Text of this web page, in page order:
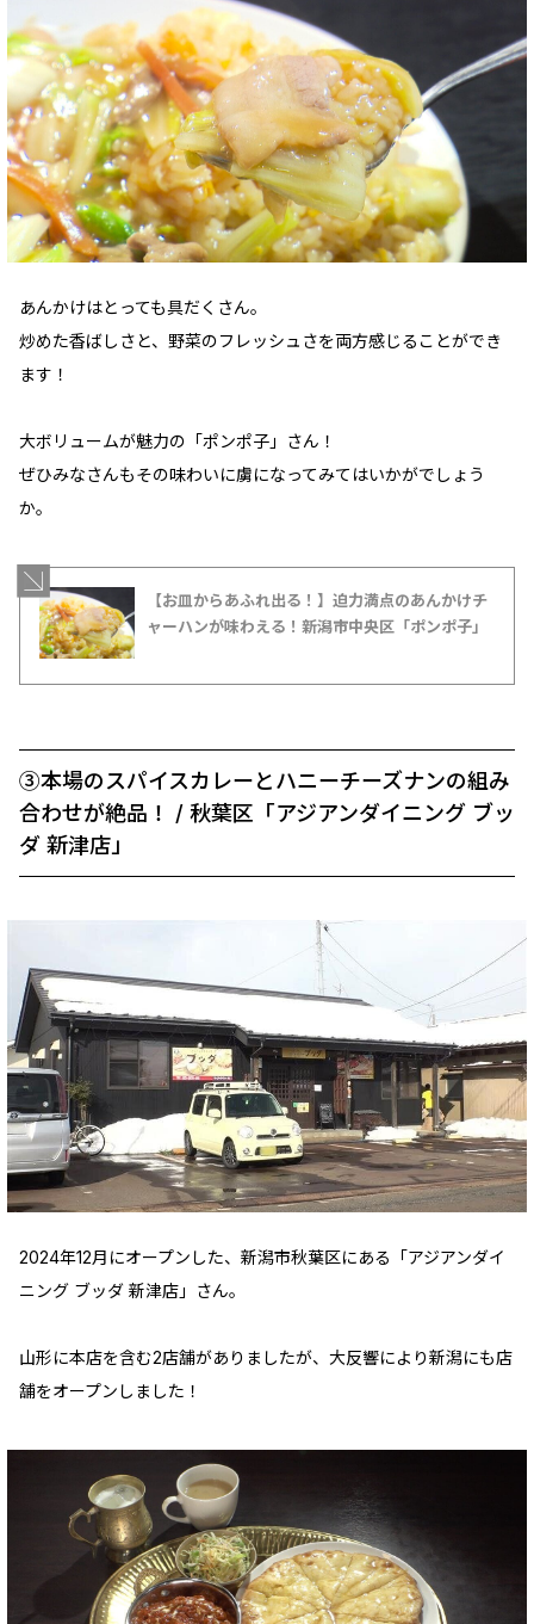
あんかけはとっても具だくさん。
炒めた香ばしさと、野菜のフレッシュさを両方感じることができ
ます！
大ボリュームが魅力の「ポンポ子」さん！
ぜひみなさんもその味わいに虜になってみてはいかがでしょう
か。
【お皿からあふれ出る！】迫力満点のあんかけチ
ャーハンが味わえる！新潟市中央区「ポンポ子」
③本場のスパイスカレーとハニーチーズナンの組み
合わせが絶品！ / 秋葉区「アジアンダイニング ブッ
ダ 新津店」
2024年12月にオープンした、新潟市秋葉区にある「アジアンダイ
ニング ブッダ 新津店」さん。
山形に本店を含む2店舗がありましたが、大反響により新潟にも店
舗をオープンしました！